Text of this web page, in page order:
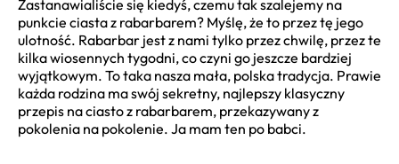
Zastanawialiście się kiedyś, czemu tak szalejemy na
punkcie ciasta z rabarbarem? Myślę, że to przez tę jego
ulotność. Rabarbar jest z nami tylko przez chwilę, przez te
kilka wiosennych tygodni, co czyni go jeszcze bardziej
wyjątkowym. To taka nasza mała, polska tradycja. Prawie
każda rodzina ma swój sekretny, najlepszy klasyczny
przepis na ciasto z rabarbarem, przekazywany z
pokolenia na pokolenie. Ja mam ten po babci.